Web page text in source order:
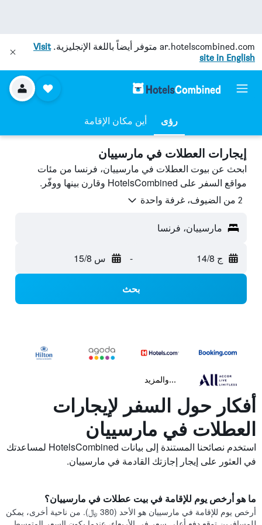
ar.hotelscombined.com متوفر أيضاً باللغة الإنجليزية.Visit
site in English
رؤى أين مكان الإقامة
إيجارات العطلات في مارسييان
ابحث عن بيوت العطلات في مارسييان، فرنسا من مئات
مواقع السفر على HotelsCombined وقارن بينها ووفّر.
2 من الضيوف، غرفة واحدة
مارسييان، فرنسا
ج 14/8 - س 15/8
بحث
...والمزيد
أفكار حول السفر لإيجارات
العطلات في مارسييان
استخدم نصائحنا المستندة إلى بيانات HotelsCombined لمساعدتك
في العثور على إيجار إجازتك القادمة في مارسييان.
ما هو أرخص يوم للإقامة في بيت عطلات في مارسييان؟
أرخص يوم للإقامة في مارسييان هو الأحد (380 ﷼). من ناحية أخرى، يمكن